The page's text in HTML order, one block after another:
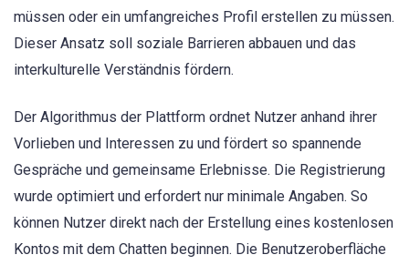
müssen oder ein umfangreiches Profil erstellen zu müssen.
Dieser Ansatz soll soziale Barrieren abbauen und das
interkulturelle Verständnis fördern.
Der Algorithmus der Plattform ordnet Nutzer anhand ihrer
Vorlieben und Interessen zu und fördert so spannende
Gespräche und gemeinsame Erlebnisse. Die Registrierung
wurde optimiert und erfordert nur minimale Angaben. So
können Nutzer direkt nach der Erstellung eines kostenlosen
Kontos mit dem Chatten beginnen. Die Benutzeroberfläche